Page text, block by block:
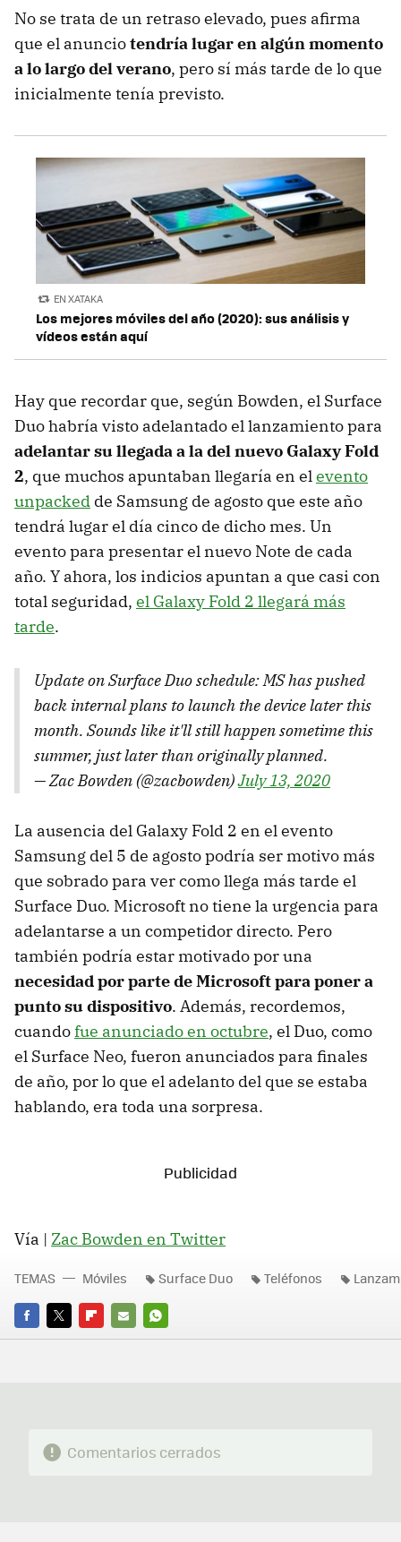
No se trata de un retraso elevado, pues afirma
que el anunciotendría lugar en algún momento
a lo largo del verano, pero sí más tarde de lo que
inicialmente tenía previsto.
EN XATAKA
Los mejores móviles del año (2020): sus análisis y
vídeos están aquí
Hay que recordar que, según Bowden, el Surface
Duo habría visto adelantado el lanzamiento para
adelantar su llegada a la del nuevo Galaxy Fold
2, que muchos apuntaban llegaría en elevento
unpacked de Samsung de agosto que este año
tendrá lugar el día cinco de dicho mes. Un
evento para presentar el nuevo Note de cada
año. Y ahora, los indicios apuntan a que casi con
total seguridad, el Galaxy Fold 2 llegará más
tarde.
Update on Surface Duo schedule: MS has pushed
back internal plans to launch the device later this
month. Sounds like it'll still happen sometime this
summer, just later than originally planned.
— Zac Bowden (@zacbowden)July 13, 2020
La ausencia del Galaxy Fold 2 en el evento
Samsung del 5 de agosto podría ser motivo más
que sobrado para ver como llega más tarde el
Surface Duo. Microsoft no tiene la urgencia para
adelantarse a un competidor directo. Pero
también podría estar motivado por una
necesidad por parte de Microsoft para poner a
punto su dispositivo. Además, recordemos,
cuandofue anunciado en octubre, el Duo, como
el Surface Neo, fueron anunciados para finales
de año, por lo que el adelanto del que se estaba
hablando, era toda una sorpresa.
Vía | Zac Bowden en Twitter
FACEBOOK
TWITTERFLIPBOARD
E-
WHATSAPP
TEMAS Móviles Surface Duo Teléfonos
Comentarios cerrados